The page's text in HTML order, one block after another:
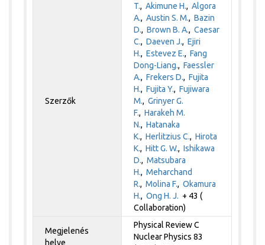
Szerzők
T.,Akimune H.,Algora
A.,Austin S. M.,Bazin
D.,Brown B. A.,Caesar
C.,Daeven J.,Ejiri
H.,Estevez E.,Fang
Dong-Liang.,Faessler
A.,Frekers D.,Fujita
H.,Fujita Y.,Fujiwara
M.,Grinyer G.
F.,Harakeh M.
N.,Hatanaka
K.,Herlitzius C.,Hirota
K.,Hitt G. W.,Ishikawa
D.,Matsubara
H.,Meharchand
R.,Molina F.,Okamura
H.,Ong H. J. + 43 (
Collaboration)
Megjelenés
helye
Physical Review C
Nuclear Physics 83